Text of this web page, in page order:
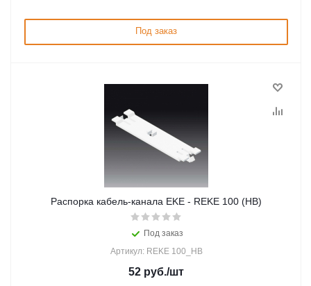
Под заказ
Распорка кабель-канала EKE - REKE 100 (HB)
Под заказ
Артикул: REKE 100_HB
52 руб./шт